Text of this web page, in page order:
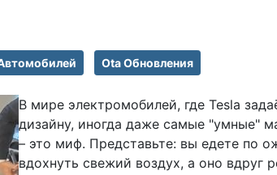
Ota Обновления
В мире электромобилей, где Tesla
дизайну, иногда даже самые "умные"
– это миф. Представьте: вы едете по
вдохнуть свежий воздух, а оно вдруг